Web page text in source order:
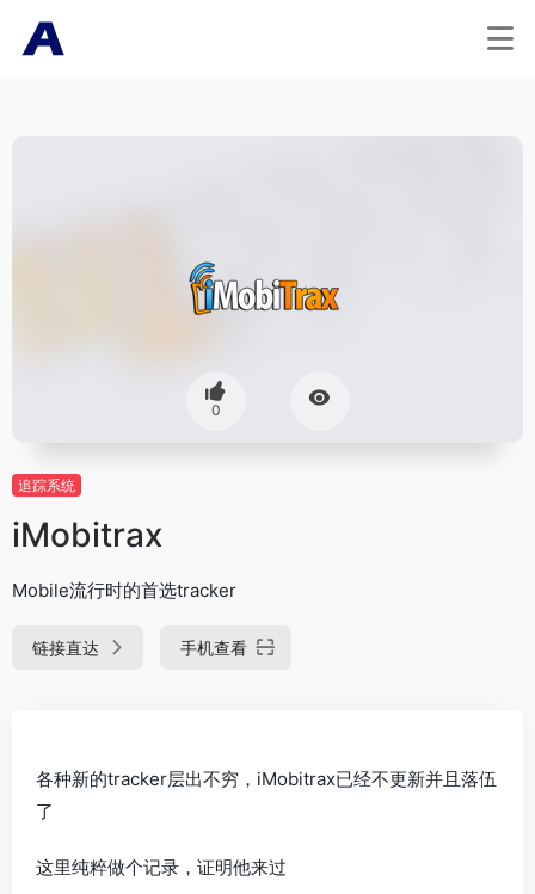
0
追踪系统
iMobitrax
Mobile流行时的首选tracker
链接直达 手机查看
各种新的tracker层出不穷，iMobitrax已经不更新并且落伍
了
这里纯粹做个记录，证明他来过